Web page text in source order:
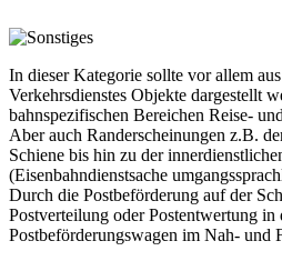
In dieser Kategorie sollte vor allem
Verkehrsdienstes Objekte dargestellt
bahnspezifischen Bereichen Reise-
Aber auch Randerscheinungen z.B.
Schiene bis hin zu der
(Eisenbahndienstsache
Durch die Postbeförderung auf der
Postverteilung oder Postentwertung in
Postbeförderungswagen im Nah- und